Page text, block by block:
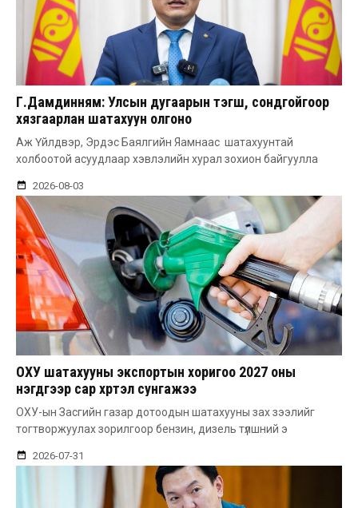
Г.Дамдинням: Улсын дугаарын тэгш, сондгойгоор
хязгаарлан шатахуун олгоно
Аж Үйлдвэр, Эрдэс Баялгийн Яамнаас шатахуунтай
холбоотой асуудлаар хэвлэлийн хурал зохион байгуулла
2026-08-03
ОХУ шатахууны экспортын хоригоо 2027 оны
нэгдүгээр сар хүртэл сунгажээ
ОХУ-ын Засгийн газар дотоодын шатахууны зах зээлийг
тогтворжуулах зорилгоор бензин, дизель түлшний э
2026-07-31